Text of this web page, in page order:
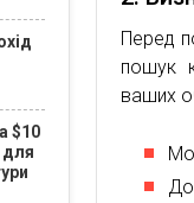
Перед
пошук
ваших
$10
для